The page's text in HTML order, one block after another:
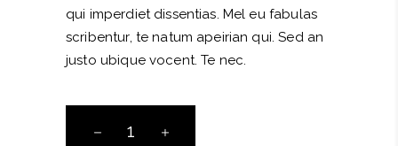
qui imperdiet dissentias. Mel eu fabulas
scribentur, te natum apeirian qui. Sed an
justo ubique vocent. Te nec.